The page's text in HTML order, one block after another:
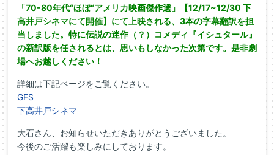
「70-80年代“ほぼ“アメリカ映画傑作選」【12/17~12/30 下
高井戸シネマにて開催】にて上映される、3本の字幕翻訳を担
当しました。特に伝説の迷作（？）コメディ『イシュタール』
の新訳版を任されるとは、思いもしなかった次第です。是非劇
場へお越しください！
詳細は下記ページをご覧ください。
GFS
下高井戸シネマ
大石さん、お知らせいただきありがとうございました。
今後のご活躍も楽しみにしております。